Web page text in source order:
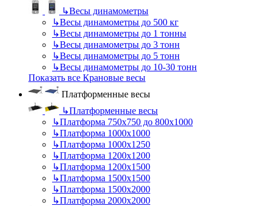
↳Весы динамометры
↳Весы динамометры до 500 кг
↳Весы динамометры до 1 тонны
↳Весы динамометры до 3 тонн
↳Весы динамометры до 5 тонн
↳Весы динамометры до 10-30 тонн
Показать все Крановые весы
Платформенные весы
↳Платформенные весы
↳Платформа 750х750 до 800х1000
↳Платформа 1000х1000
↳Платформа 1000х1250
↳Платформа 1200х1200
↳Платформа 1200х1500
↳Платформа 1500х1500
↳Платформа 1500х2000
↳Платформа 2000х2000